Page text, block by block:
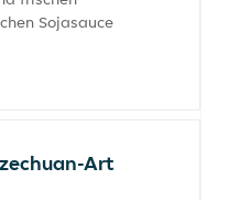
Sojasauce
Art